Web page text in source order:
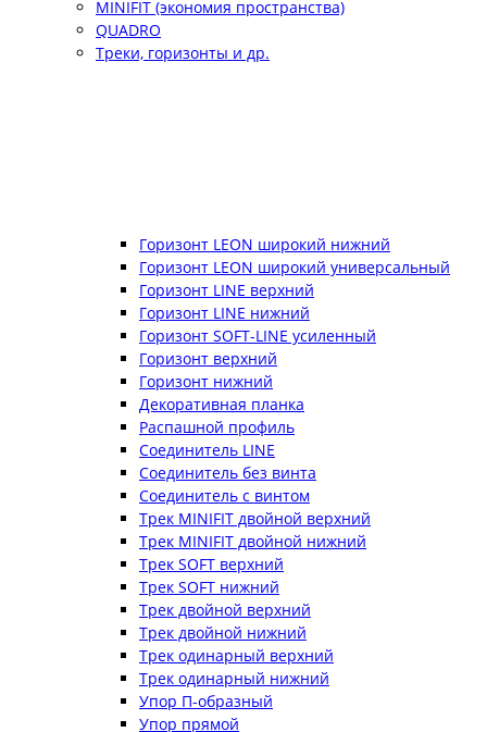
MINIFIT (экономия пространства)
QUADRO
Треки, горизонты и др.
Горизонт LEON широкий нижний
Горизонт LEON широкий универсальный
Горизонт LINE верхний
Горизонт LINE нижний
Горизонт SOFT-LINE усиленный
Горизонт верхний
Горизонт нижний
Декоративная планка
Распашной профиль
Соединитель LINE
Соединитель без винта
Соединитель с винтом
Трек MINIFIT двойной верхний
Трек MINIFIT двойной нижний
Трек SOFT верхний
Трек SOFT нижний
Трек двойной верхний
Трек двойной нижний
Трек одинарный верхний
Трек одинарный нижний
Упор П-образный
Упор прямой